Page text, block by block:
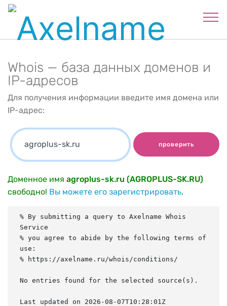
Whois — база данных доменов и
IP-адресов
Для получения информации введите имя домена или
IP-адрес:
проверить
Доменное имя agroplus-sk.ru (AGROPLUS-SK.RU)
свободно! Вы можете его зарегистрировать.
% By submitting a query to Axelname Whois
Service
% you agree to abide by the following terms of
use:
% https://axelname.ru/whois/conditions/
No entries found for the selected source(s).
Last updated on 2026-08-07T10:28:01Z